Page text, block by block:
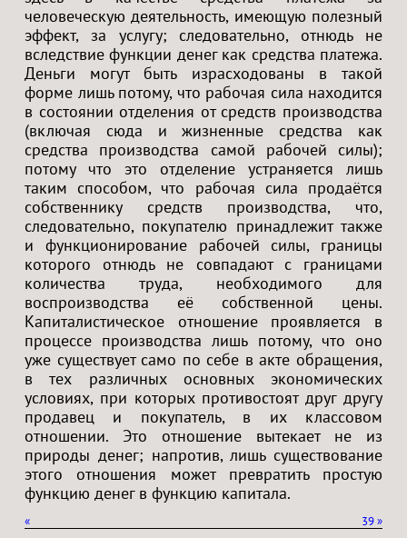
человеческую деятельность, имеющую полезный
эффект, за услугу; следовательно, отнюдь не
вследствие функции денег как средства платежа.
Деньги могут быть израсходованы в такой
форме лишь потому, что рабочая сила находится
в состоянии отделения от средств производства
(включая сюда и жизненные средства как
средства производства самой рабочей силы);
потому что это отделение устраняется лишь
таким способом, что рабочая сила продаётся
собственнику средств производства, что,
следовательно, покупателю принадлежит также
и функционирование рабочей силы, границы
которого отнюдь не совпадают с границами
количества труда, необходимого для
воспроизводства её собственной цены.
Капиталистическое отношение проявляется в
процессе производства лишь потому, что оно
уже существует само по себе в акте обращения,
в тех различных основных экономических
условиях, при которых противостоят друг другу
продавец и покупатель, в их классовом
отношении. Это отношение вытекает не из
природы денег; напротив, лишь существование
этого отношения может превратить простую
функцию денег в функцию капитала.
« »
39